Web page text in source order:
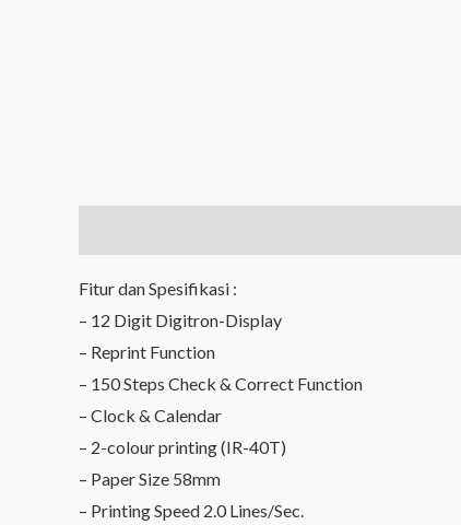
Fitur dan Spesifikasi :
– 12 Digit Digitron-Display
– Reprint Function
– 150 Steps Check & Correct Function
– Clock & Calendar
– 2-colour printing (IR-40T)
– Paper Size 58mm
– Printing Speed 2.0 Lines/Sec.